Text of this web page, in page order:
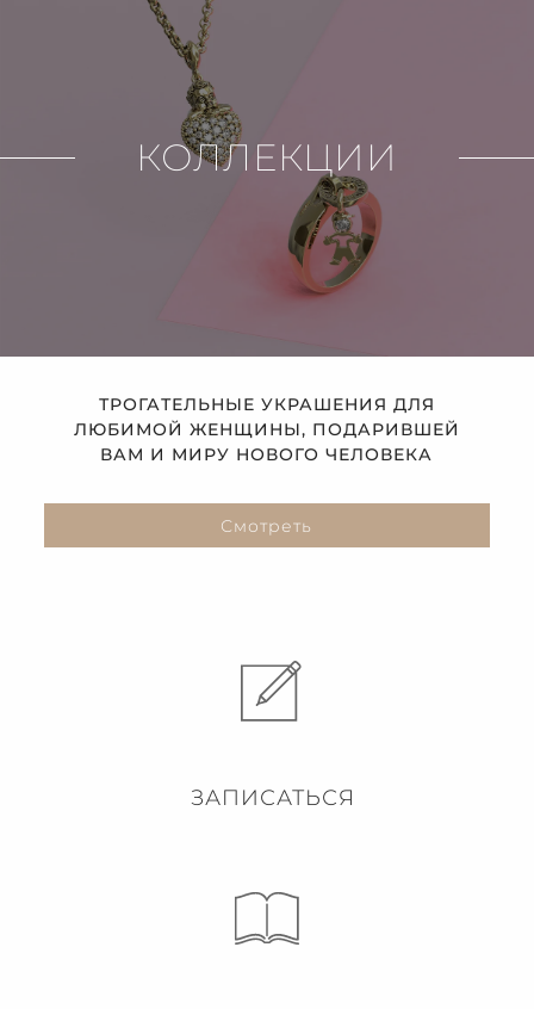
КОЛЛЕКЦИИ
ТРОГАТЕЛЬНЫЕ УКРАШЕНИЯ ДЛЯ
ЛЮБИМОЙ ЖЕНЩИНЫ, ПОДАРИВШЕЙ
ВАМ И МИРУ НОВОГО ЧЕЛОВЕКА
Смотреть
ЗАПИСАТЬСЯ